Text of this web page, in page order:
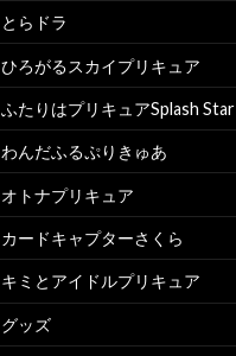
とらドラ
ひろがるスカイプリキュア
ふたりはプリキュアSplash Star
わんだふるぷりきゅあ
オトナプリキュア
カードキャプターさくら
キミとアイドルプリキュア
グッズ